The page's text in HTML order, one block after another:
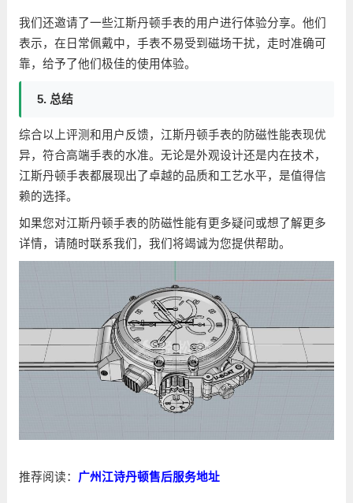
我们还邀请了一些江斯丹顿手表的用户进行体验分享。他们
表示，在日常佩戴中，手表不易受到磁场干扰，走时准确可
靠，给予了他们极佳的使用体验。
5. 总结
综合以上评测和用户反馈，江斯丹顿手表的防磁性能表现优
异，符合高端手表的水准。无论是外观设计还是内在技术，
江斯丹顿手表都展现出了卓越的品质和工艺水平，是值得信
赖的选择。
如果您对江斯丹顿手表的防磁性能有更多疑问或想了解更多
详情，请随时联系我们，我们将竭诚为您提供帮助。
推荐阅读： 广州江诗丹顿售后服务地址